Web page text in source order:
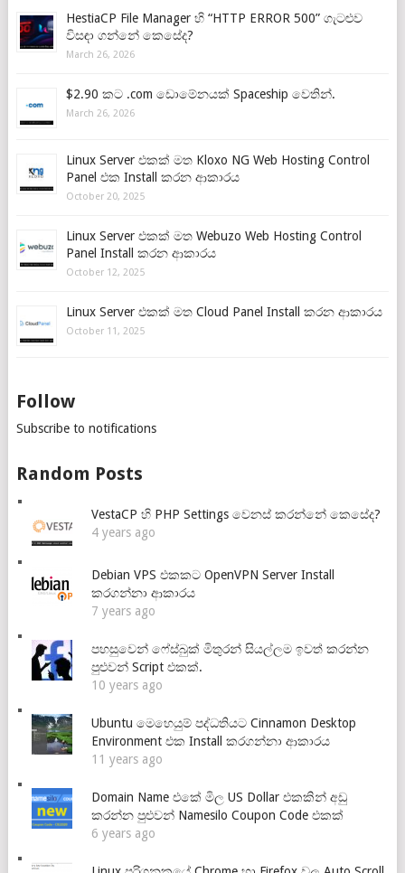
HestiaCP File Manager හි “HTTP ERROR 500” ගැටළුව
විසඳා ගන්නේ කෙසේද?
March 26, 2026
$2.90 කට .com ඩොමේනයක් Spaceship වෙතින්.
March 26, 2026
Linux Server එකක් මත Kloxo NG Web Hosting Control
Panel එක Install කරන ආකාරය
October 20, 2025
Linux Server එකක් මත Webuzo Web Hosting Control
Panel Install කරන ආකාරය
October 12, 2025
Linux Server එකක් මත Cloud Panel Install කරන ආකාරය
October 11, 2025
Follow
Subscribe to notifications
Random Posts
VestaCP හි PHP Settings වෙනස් කරන්නේ කෙසේද?
4 years ago
Debian VPS එකකට OpenVPN Server Install
කරගන්නා ආකාරය
7 years ago
පහසුවෙන් ෆේස්බුක් මිතුරන් සියල්ලම ඉවත් කරන්න
පුළුවන් Script එකක්.
10 years ago
Ubuntu මෙහෙයුම් පද්ධතියට Cinnamon Desktop
Environment එක Install කරගන්නා ආකාරය
11 years ago
Domain Name එකේ මිල US Dollar එකකින් අඩු
කරන්න පුළුවන් Namesilo Coupon Code එකක්
6 years ago